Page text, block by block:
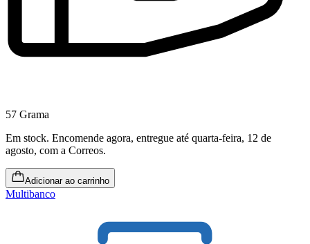
57 Grama
Em stock. Encomende agora, entregue até quarta-feira, 12 de
agosto, com a Correos.
Adicionar ao carrinho
Multibanco